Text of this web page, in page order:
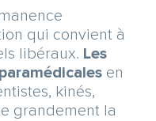
qui convient à
libéraux. Les
en
kinés,
grandement la